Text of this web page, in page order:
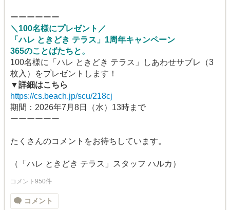
ーーーーーー
＼100名様にプレゼント／
「ハレ ときどき テラス」1周年キャンペーン
365のことばたちと。
100名様に「ハレ ときどき テラス」しあわせサブレ（3
枚入）をプレゼントします！
▼詳細はこちら
https://cs.beach.jp/scu/218cj
期間：2026年7月8日（水）13時まで
ーーーーーー
たくさんのコメントをお待ちしています。
（「ハレ ときどき テラス」スタッフ ハルカ）
コメント950件
コメント